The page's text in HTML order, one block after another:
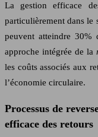
La gestion efficace
particulièrement dans le
peuvent atteindre 30%
approche intégrée de la
les coûts associés aux
l’économie circulaire.
Processus de
efficace des retours